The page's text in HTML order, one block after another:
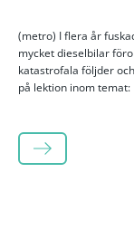
(metro) I flera år
mycket dieselbilar
katastrofala följder
på lektion inom
LÄS MER